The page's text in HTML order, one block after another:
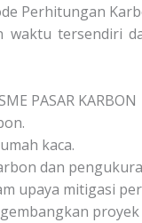
Perhitungan
waktu tersendiri
PASAR KARBON
kaca.
dan
upaya mitigasi